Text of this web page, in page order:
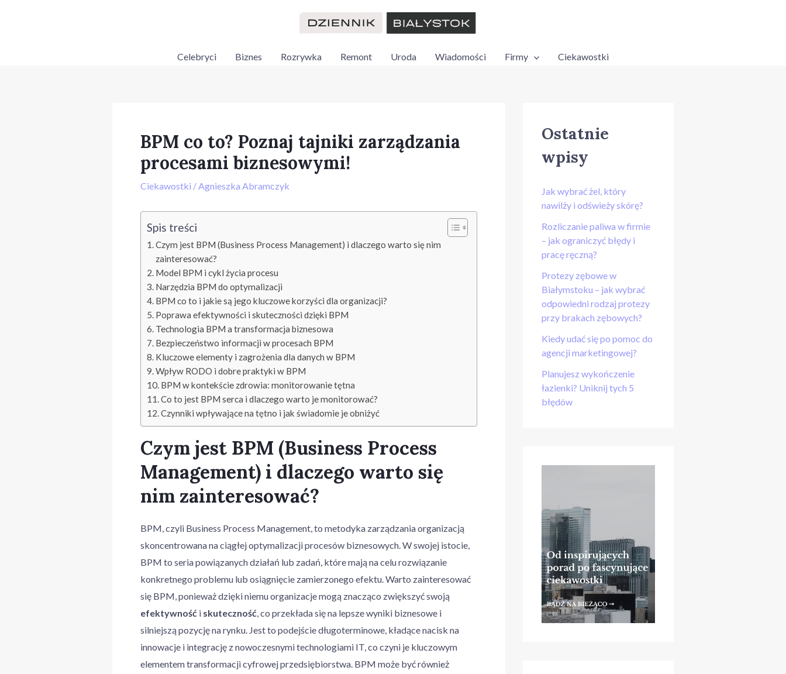
Celebryci
Biznes Rozrywka Remont Uroda Wiadomości Firmy Ciekawostki
BPM co to? Poznaj tajniki zarządzania
procesami biznesowymi!
Ciekawostki /Agnieszka Abramczyk
Spis treści
Czym jest BPM (Business Process Management) i dlaczego warto się nim
zainteresować?
Model BPM i cykl życia procesu
Narzędzia BPM do optymalizacji
BPM co to i jakie są jego kluczowe korzyści dla organizacji?
Poprawa efektywności i skuteczności dzięki BPM
Technologia BPM a transformacja biznesowa
Bezpieczeństwo informacji w procesach BPM
Kluczowe elementy i zagrożenia dla danych w BPM
Wpływ RODO i dobre praktyki w BPM
BPM w kontekście zdrowia: monitorowanie tętna
Co to jest BPM serca i dlaczego warto je monitorować?
Czynniki wpływające na tętno i jak świadomie je obniżyć
Czym jest BPM (Business Process
Management) i dlaczego warto się
nim zainteresować?
BPM, czyli Business Process Management, to metodyka zarządzania organizacją
skoncentrowana na ciągłej optymalizacji procesów biznesowych. W swojej istocie,
BPM to seria powiązanych działań lub zadań, które mają na celu rozwiązanie
konkretnego problemu lub osiągnięcie zamierzonego efektu. Warto zainteresować
się BPM, ponieważ dzięki niemu organizacje mogą znacząco zwiększyć swoją
efektywność i skuteczność, co przekłada się na lepsze wyniki biznesowe i
silniejszą pozycję na rynku. Jest to podejście długoterminowe, kładące nacisk na
innowacje i integrację z nowoczesnymi technologiami IT, co czyni je kluczowym
elementem transformacji cyfrowej przedsiębiorstwa. BPM może być również
Ostatnie
wpisy
Jak wybrać żel, który
nawilży i odświeży skórę?
Rozliczanie paliwa w firmie
– jak ograniczyć błędy i
pracę ręczną?
Protezy zębowe w
Białymstoku – jak wybrać
odpowiedni rodzaj protezy
przy brakach zębowych?
Kiedy udać się po pomoc do
agencji marketingowej?
Planujesz wykończenie
łazienki? Uniknij tych 5
błędów